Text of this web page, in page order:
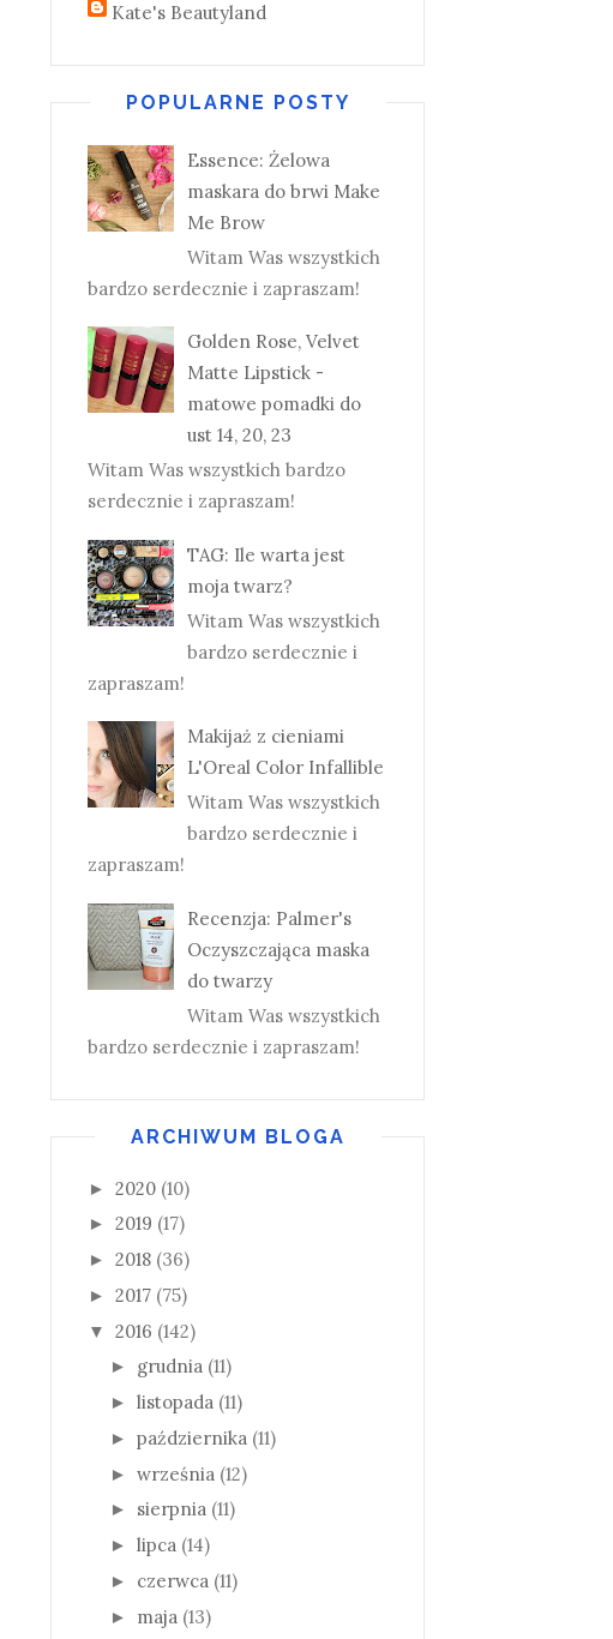
Kate's Beautyland
POPULARNE POSTY
Essence: Żelowa
maskara do brwi Make
Me Brow
Witam Was wszystkich
bardzo serdecznie i zapraszam!
Golden Rose, Velvet
Matte Lipstick -
matowe pomadki do
ust 14, 20, 23
Witam Was wszystkich bardzo
serdecznie i zapraszam!
TAG: Ile warta jest
moja twarz?
Witam Was wszystkich
bardzo serdecznie i
zapraszam!
Makijaż z cieniami
L'Oreal Color Infallible
Witam Was wszystkich
bardzo serdecznie i
zapraszam!
Recenzja: Palmer's
Oczyszczająca maska
do twarzy
Witam Was wszystkich
bardzo serdecznie i zapraszam!
ARCHIWUM BLOGA
► 2020 (10)
► 2019 (17)
► 2018 (36)
► 2017 (75)
▼ 2016 (142)
► grudnia (11)
► listopada (11)
► października (11)
► września (12)
► sierpnia (11)
► lipca (14)
► czerwca (11)
► maja (13)